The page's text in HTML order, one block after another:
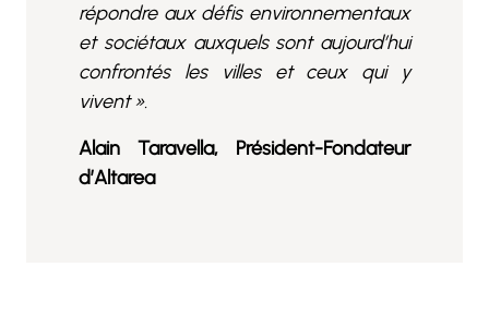
répondre aux défis environnementaux
et sociétaux auxquels sont aujourd’hui
confrontés les villes et ceux qui y
vivent ».
Alain Taravella, Président-Fondateur
d’Altarea